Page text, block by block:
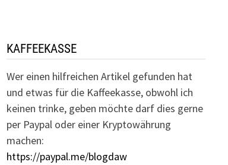
KAFFEEKASSE
Wer einen hilfreichen Artikel gefunden hat
und etwas für die Kaffeekasse, obwohl ich
keinen trinke, geben möchte darf dies gerne
per Paypal oder einer Kryptowährung
machen:
https://paypal.me/blogdaw